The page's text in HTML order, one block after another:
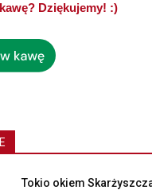
kawę? Dziękujemy! :)
Tokio okiem